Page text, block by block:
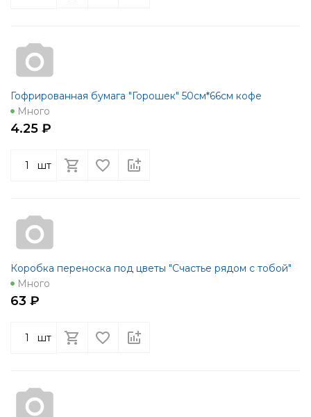
Гофрированная бумага "Горошек" 50см*66см кофе
Много
4.25 ₽
шт
Коробка переноска под цветы "Счастье рядом с тобой"
Много
63 ₽
шт